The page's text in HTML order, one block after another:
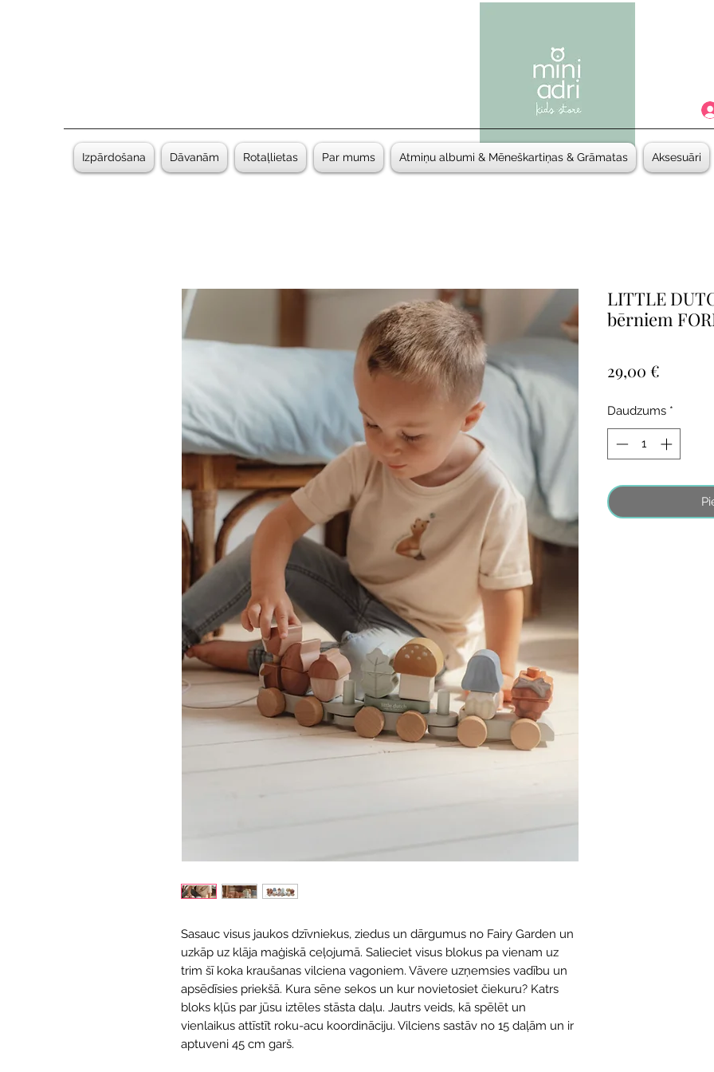
Izpārdošana Dāvanām Rotaļlietas Par mums Atmiņu albumi & Mēneškartiņas & Grāmatas Aksesuāri
Sasauc visus jaukos dzīvniekus, ziedus un dārgumus no Fairy Garden un
uzkāp uz klāja maģiskā ceļojumā. Salieciet visus blokus pa vienam uz
trim šī koka kraušanas vilciena vagoniem. Vāvere uzņemsies vadību un
apsēdīsies priekšā. Kura sēne sekos un kur novietosiet čiekuru? Katrs
bloks kļūs par jūsu iztēles stāsta daļu. Jautrs veids, kā spēlēt un
vienlaikus attīstīt roku-acu koordināciju. Vilciens sastāv no 15 daļām un ir
aptuveni 45 cm garš.
LITTLE
bērniem
29,00 €
Daudzums *